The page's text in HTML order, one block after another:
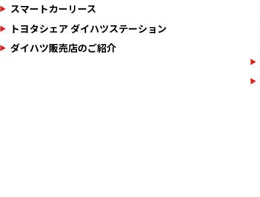
スマートカーリース
トヨタシェア ダイハツステーション
ダイハツ販売店のご紹介